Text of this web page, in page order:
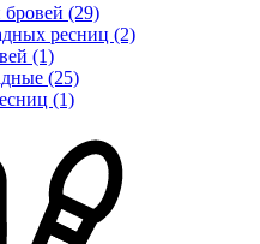
(29)
ресниц (2)
(1)
(25)
(1)